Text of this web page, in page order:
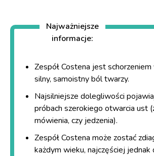
Najważniejsze
informacje:
Zespół Costena jest
silny, samoistny ból twarzy.
Najsilniejsze dolegliwości
próbach szerokiego otwarcia ust
mówienia, czy jedzenia).
Zespół Costena może zostać
każdym wieku, najczęściej